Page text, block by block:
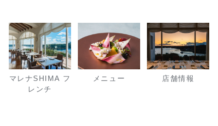
マレナSHIMA フ
レンチ
メニュー 店舗情報